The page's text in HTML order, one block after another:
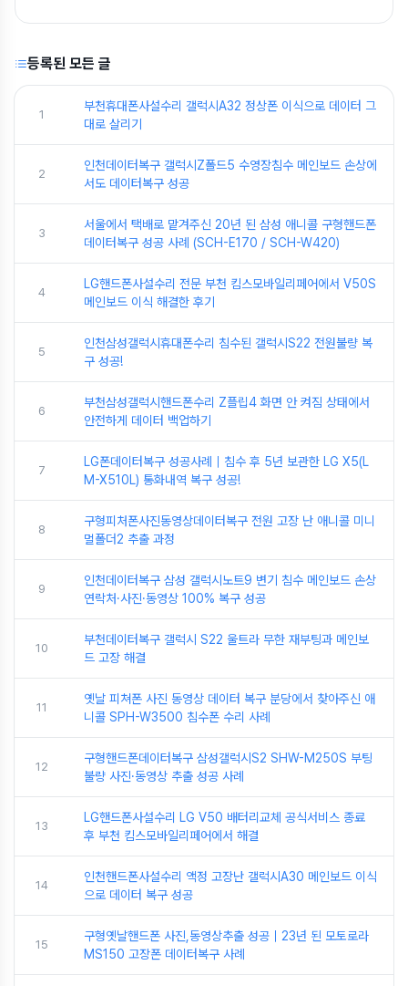
등록된 모든 글
1
부천휴대폰사설수리 갤럭시A32 정상폰 이식으로 데이터 그
대로 살리기
2
인천데이터복구 갤럭시Z폴드5 수영장침수 메인보드 손상에
서도 데이터복구 성공
3
서울에서 택배로 맡겨주신 20년 된 삼성 애니콜 구형핸드폰
데이터복구 성공 사례 (SCH-E170 / SCH-W420)
4
LG핸드폰사설수리 전문 부천 킴스모바일리페어에서 V50S
메인보드 이식 해결한 후기
5
인천삼성갤럭시휴대폰수리 침수된 갤럭시S22 전원불량 복
구 성공!
6
부천삼성갤럭시핸드폰수리 Z플립4 화면 안 켜짐 상태에서
안전하게 데이터 백업하기
7
LG폰데이터복구 성공사례｜침수 후 5년 보관한 LG X5(L
M-X510L) 통화내역 복구 성공!
8
구형피처폰사진동영상데이터복구 전원 고장 난 애니콜 미니
멀폴더2 추출 과정
9
인천데이터복구 삼성 갤럭시노트9 변기 침수 메인보드 손상
연락처·사진·동영상 100% 복구 성공
10
부천데이터복구 갤럭시 S22 울트라 무한 재부팅과 메인보
드 고장 해결
11
옛날 피쳐폰 사진 동영상 데이터 복구 분당에서 찾아주신 애
니콜 SPH-W3500 침수폰 수리 사례
12
구형핸드폰데이터복구 삼성갤럭시S2 SHW-M250S 부팅
불량 사진·동영상 추출 성공 사례
13
LG핸드폰사설수리 LG V50 배터리교체 공식서비스 종료
후 부천 킴스모바일리페어에서 해결
14
인천핸드폰사설수리 액정 고장난 갤럭시A30 메인보드 이식
으로 데이터 복구 성공
15
구형옛날핸드폰 사진,동영상추출 성공｜23년 된 모토로라
MS150 고장폰 데이터복구 사례